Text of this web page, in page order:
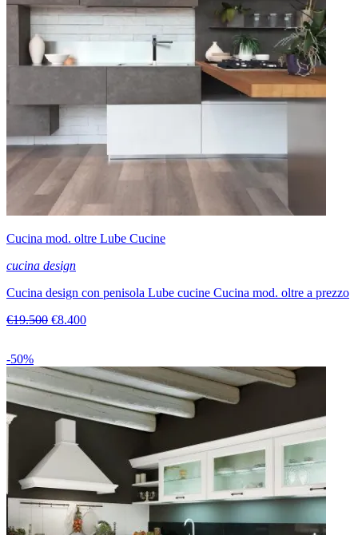
Uniformità del calore sotto il pentolame e cottura ideale
sono i connotati principali del piano cottura induzione
che abbiamo selezionato per questa cucina Veneta
Cucine, perfetto per facilitare le consuete pratiche che
svolgiamo in cucina.
Cucina Veneta Cucine modello milano
qui visibile non è incluso nessun microonde,
ma potrai ottenerlo con maggiorazione su specifica
richiesta.
Lo spazio utile nel frigorifero ad Incasso incluso in
questa proposta deve esserci, di fatto è pensato per
riporre le vivande e, contemporaneamente, garantirti
bassi consumi.
Per questa composizione in Offerta Outlet Veneta
Cucine è presente una cappa a incasso, studiata per
ultimare la tua zona cucina.
Cucina mod. oltre Lube Cucine
cucina design
Cucina design con penisola Lube cucine Cucina mod. oltre a prezzo
€19.500 €8.400
-50%